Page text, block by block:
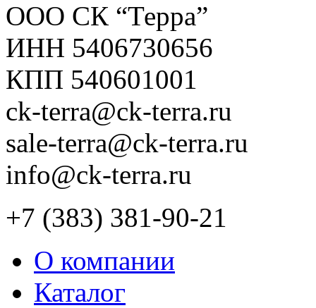
ООО СК “Терра”
ИНН 5406730656
КПП 540601001
ck-terra@ck-terra.ru
sale-terra@ck-terra.ru
info@ck-terra.ru
+7 (383) 381-90-21
О компании
Каталог